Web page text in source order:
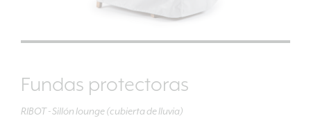
Fundas protectoras
RIBOT - Sillón lounge (cubierta de lluvia)